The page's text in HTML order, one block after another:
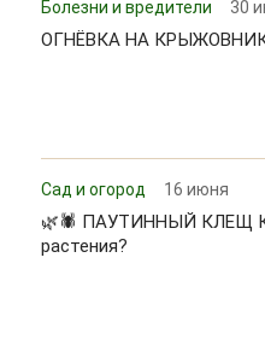
Болезни и вредители 30
ОГНЁВКА НА
Сад и огород 16 июня
🌿🕷 ПАУТИННЫЙ КЛЕЩ
растения?